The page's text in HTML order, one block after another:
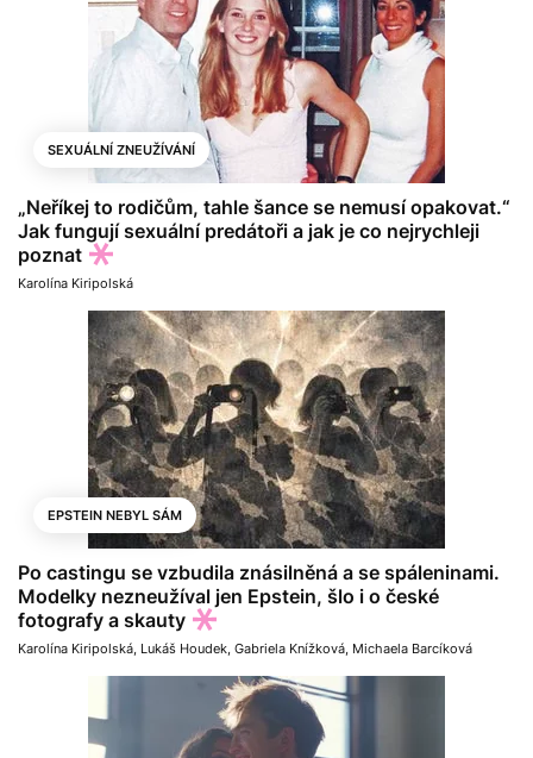
SEXUÁLNÍ ZNEUŽÍVÁNÍ
„Neříkej to rodičům, tahle šance se nemusí opakovat.“
Jak fungují sexuální predátoři a jak je co nejrychleji
poznat
Karolína Kiripolská
EPSTEIN NEBYL SÁM
Po castingu se vzbudila znásilněná a se spáleninami.
Modelky nezneužíval jen Epstein, šlo i o české
fotografy a skauty
Karolína Kiripolská, Lukáš Houdek, Gabriela Knížková, Michaela Barcíková